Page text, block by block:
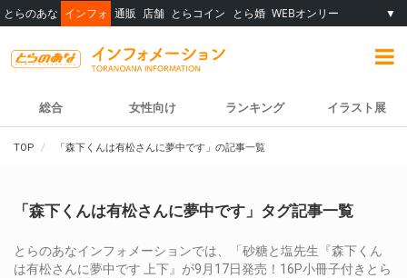
とらのあな インフォ 通販 店舗 とらコイン とら婚 WEBオンリー ▼
総合 女性向け ランキング イラスト展
TOP 「森下くんは有松さんに夢中です」の記事一覧
「森下くんは有松さんに夢中です」タグ記事一覧
とらのあなインフォメーションでは、「砂糖と塩先生『森下くん
は有松さんに夢中です 上下』が9月17日発売！16P小冊子付きとら